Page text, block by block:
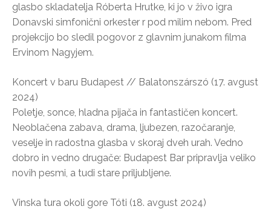
glasbo skladatelja Róberta Hrutke, ki jo v živo igra
Donavski simfonični orkester r pod milim nebom. Pred
projekcijo bo sledil pogovor z glavnim junakom filma
Ervinom Nagyjem.
Koncert v baru Budapest // Balatonszárszó (17. avgust
2024)
Poletje, sonce, hladna pijača in fantastičen koncert.
Neoblačena zabava, drama, ljubezen, razočaranje,
veselje in radostna glasba v skoraj dveh urah. Vedno
dobro in vedno drugače: Budapest Bar pripravlja veliko
novih pesmi, a tudi stare priljubljene.
Vinska tura okoli gore Tóti (18. avgust 2024)